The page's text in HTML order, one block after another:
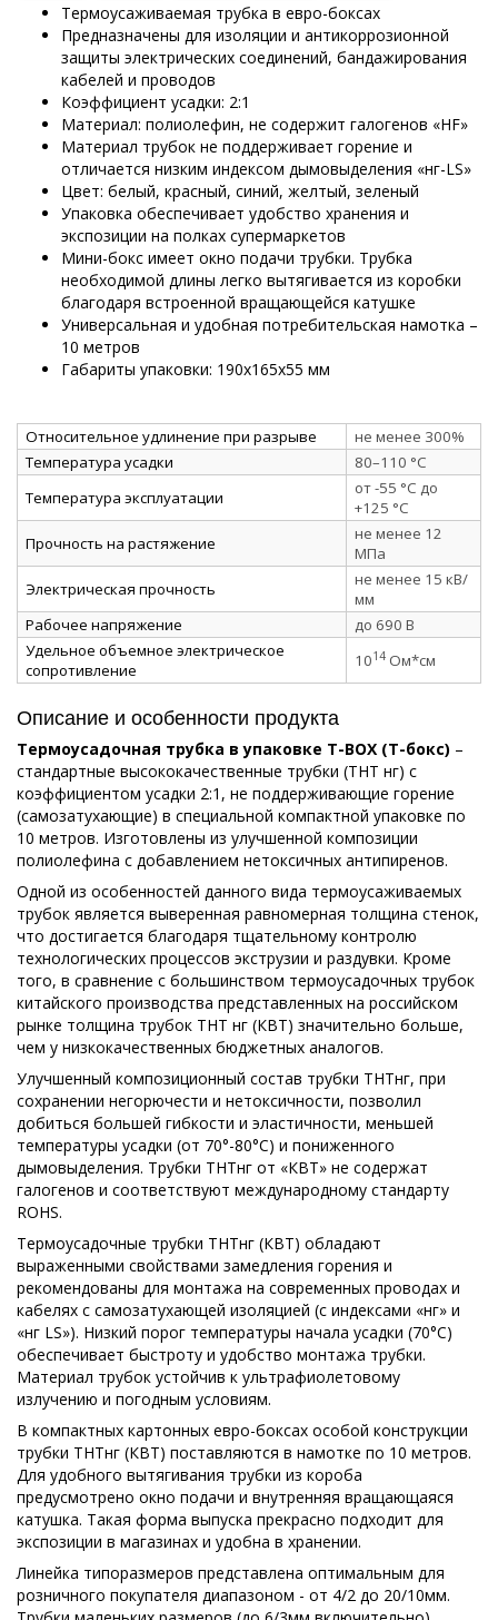
Термоусаживаемая трубка в евро-боксах
Предназначены для изоляции и антикоррозионной
защиты электрических соединений, бандажирования
кабелей и проводов
Коэффициент усадки: 2:1
Материал: полиолефин, не содержит галогенов «HF»
Материал трубок не поддерживает горение и
отличается низким индексом дымовыделения «нг-LS»
Цвет: белый, красный, синий, желтый, зеленый
Упаковка обеспечивает удобство хранения и
экспозиции на полках супермаркетов
Мини-бокс имеет окно подачи трубки. Трубка
необходимой длины легко вытягивается из коробки
благодаря встроенной вращающейся катушке
Универсальная и удобная потребительская намотка –
10 метров
Габариты упаковки: 190х165х55 мм
Относительное удлинение при разрыве
не менее 300%
Температура усадки
80–110 °C
Температура эксплуатации
от -55 °C до
+125 °C
Прочность на растяжение
не менее 12
МПа
Электрическая прочность
не менее 15 кВ/
мм
Рабочее напряжение
до 690 В
Удельное объемное электрическое
сопротивление
1014 Ом*см
Описание и особенности продукта
Термоусадочная трубка в упаковке Т-ВОХ (Т-бокс) –
стандартные высококачественные трубки (ТНТ нг) с
коэффициентом усадки 2:1, не поддерживающие горение
(самозатухающие) в специальной компактной упаковке по
10 метров. Изготовлены из улучшенной композиции
полиолефина с добавлением нетоксичных антипиренов.
Одной из особенностей данного вида термоусаживаемых
трубок является выверенная равномерная толщина стенок,
что достигается благодаря тщательному контролю
технологических процессов экструзии и раздувки. Кроме
того, в сравнение с большинством термоусадочных трубок
китайского производства представленных на российском
рынке толщина трубок ТНТ нг (КВТ) значительно больше,
чем у низкокачественных бюджетных аналогов.
Улучшенный композиционный состав трубки ТНТнг, при
сохранении негорючести и нетоксичности, позволил
добиться большей гибкости и эластичности, меньшей
температуры усадки (от 70°-80°С) и пониженного
дымовыделения. Трубки ТНТнг от «КВТ» не содержат
галогенов и соответствуют международному стандарту
ROHS.
Термоусадочные трубки ТНТнг (КВТ) обладают
выраженными свойствами замедления горения и
рекомендованы для монтажа на современных проводах и
кабелях с самозатухающей изоляцией (с индексами «нг» и
«нг LS»). Низкий порог температуры начала усадки (70°С)
обеспечивает быстроту и удобство монтажа трубки.
Материал трубок устойчив к ультрафиолетовому
излучению и погодным условиям.
В компактных картонных евро-боксах особой конструкции
трубки ТНТнг (КВТ) поставляются в намотке по 10 метров.
Для удобного вытягивания трубки из короба
предусмотрено окно подачи и внутренняя вращающаяся
катушка. Такая форма выпуска прекрасно подходит для
экспозиции в магазинах и удобна в хранении.
Линейка типоразмеров представлена оптимальным для
розничного покупателя диапазоном - от 4/2 до 20/10мм.